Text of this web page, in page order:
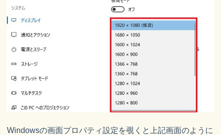
Windowsの画面プロパティ設定を覗くと上記画面のように